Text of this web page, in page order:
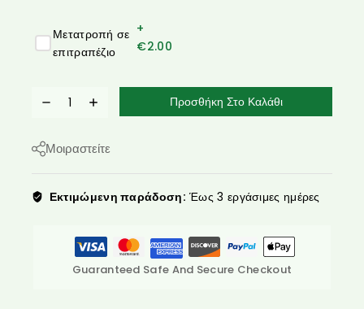
Μετατροπή σε
επιτραπέζιο
+
€2.00
Προσθήκη Στο Καλάθι
Μοιραστείτε
Εκτιμώμενη παράδοση: Έως 3 εργάσιμες ημέρες
Guaranteed Safe And Secure Checkout